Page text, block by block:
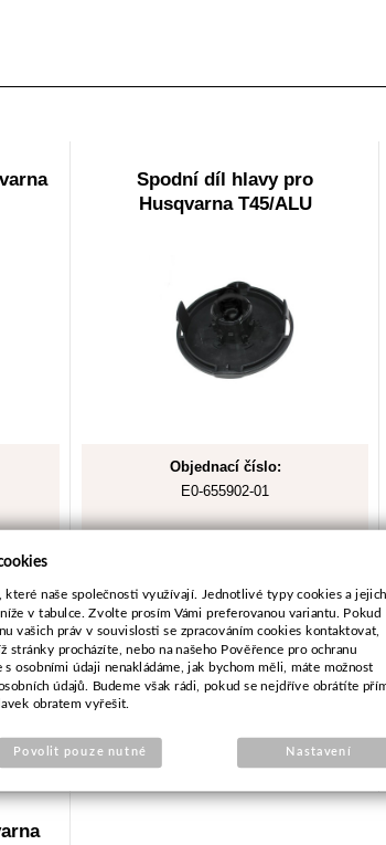
Spodní díl hlavy pro
Husqvarna T45/ALU
Objednací číslo:
E0-655902-01
81 Kč
67 Kč bez DPH
které naše společnosti využívají. Jednotlivé typy cookies a jejich
v tabulce. Zvolte prosím Vámi preferovanou variantu. Pokud
vašich práv v souvislosti se zpracováním cookies kontaktovat,
stránky procházíte, nebo na našeho Pověřence pro ochranu
osobními údaji nenakládáme, jak bychom měli, máte možnost
údajů. Budeme však rádi, pokud se nejdříve obrátíte
obratem vyřešit.
Povolit pouze nutné Nastavení